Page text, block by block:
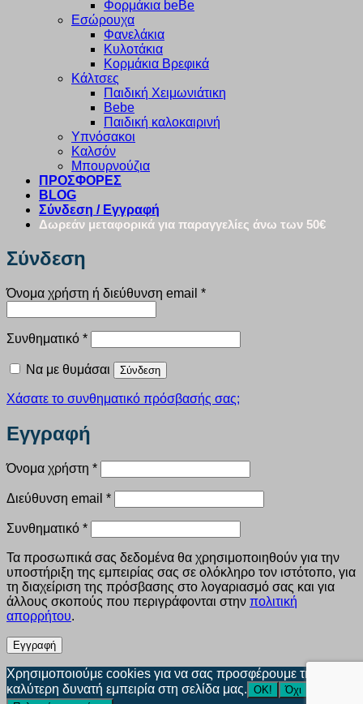
Φορμάκια beBe
Εσώρουχα
Φανελάκια
Κυλοτάκια
Κορμάκια Βρεφικά
Κάλτσες
Παιδική Χειμωνιάτικη
Bebe
Παιδική καλοκαιρινή
Υπνόσακοι
Καλσόν
Μπουρνούζια
ΠΡΟΣΦΟΡΕΣ
BLOG
Σύνδεση / Εγγραφή
Δωρεάν μεταφορικά για παραγγελίες άνω των 50€
Σύνδεση
Όνομα χρήστη ή διεύθυνση email *Απαιτείται
Συνθηματικό *Απαιτείται
Να με θυμάσαι Σύνδεση
Χάσατε το συνθηματικό πρόσβασής σας;
Εγγραφή
Όνομα χρήστη *Απαιτείται
Διεύθυνση email *Απαιτείται
Συνθηματικό *Απαιτείται
Τα προσωπικά σας δεδομένα θα χρησιμοποιηθούν για την
υποστήριξη της εμπειρίας σας σε ολόκληρο τον ιστότοπο, για
τη διαχείριση της πρόσβασης στο λογαριασμό σας και για
άλλους σκοπούς που περιγράφονται στην πολιτική
απορρήτου.
Εγγραφή
Χρησιμοποιούμε cookies για να σας προσφέρουμε την
καλύτερη δυνατή εμπειρία στη σελίδα μας. ΟΚ!
Όχι